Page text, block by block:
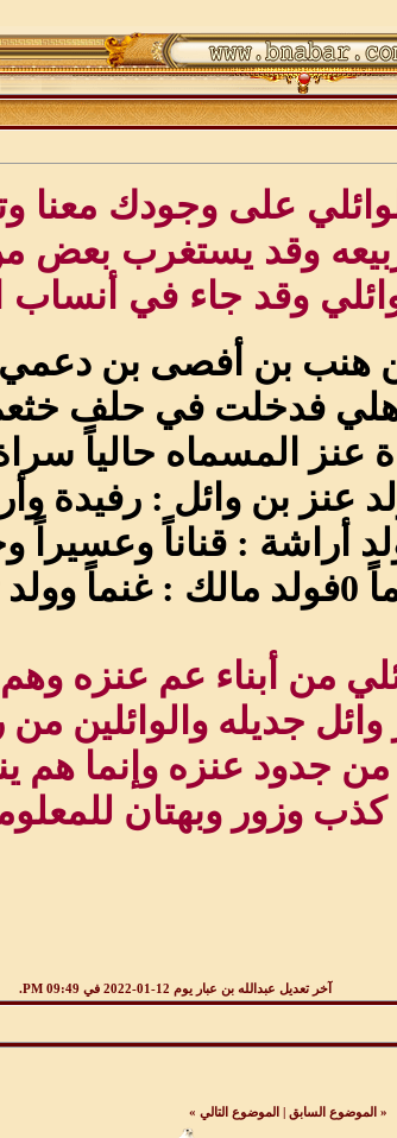
على وجودك معنا
وقد يستغرب بعض
وقد جاء في
هنب بن أفصى بن دعمي
فدخلت في حلف
عنز المسماه حالياً
عنز بن وائل : رفيدة
أراشة : قناناً وعسيراً
من أبناء عم عنزه
جديله والوائلين
من جدود عنزه وإنما هم
كذب وزور وبهتان
آخر تعديل عبدالله بن عبار يوم 12-01-2022 في 09:49 PM
.
« الموضوع السابق الموضوع التالي »